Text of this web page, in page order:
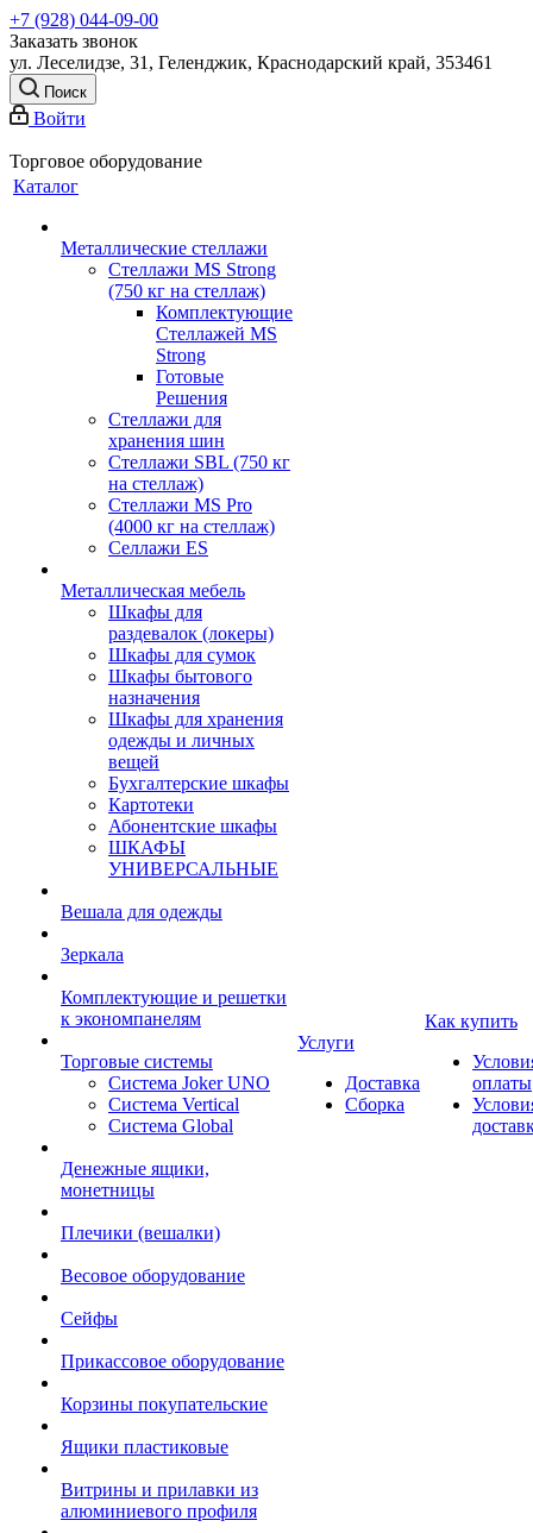
+7 (928) 044-09-00
Заказать звонок
ул. Леселидзе, 31, Геленджик, Краснодарский край, 353461
Поиск
Войти
Торговое оборудование
Каталог
Металлические стеллажи
Стеллажи MS Strong
(750 кг на стеллаж)
Комплектующие
Стеллажей MS
Strong
Готовые
Решения
Стеллажи для
хранения шин
Стеллажи SBL (750 кг
на стеллаж)
Стеллажи MS Pro
(4000 кг на стеллаж)
Селлажи ES
Металлическая мебель
Шкафы для
раздевалок (локеры)
Шкафы для сумок
Шкафы бытового
назначения
Шкафы для хранения
одежды и личных
вещей
Бухгалтерские шкафы
Картотеки
Абонентские шкафы
ШКАФЫ
УНИВЕРСАЛЬНЫЕ
Вешала для одежды
Зеркала
Комплектующие и решетки
к экономпанелям
Торговые системы
Система Joker UNO
Система Vertical
Система Global
Денежные ящики,
монетницы
Плечики (вешалки)
Весовое оборудование
Сейфы
Прикассовое оборудование
Корзины покупательские
Ящики пластиковые
Витрины и прилавки из
алюминиевого профиля
Услуги
Доставка
Сборка
Как купить
оплаты